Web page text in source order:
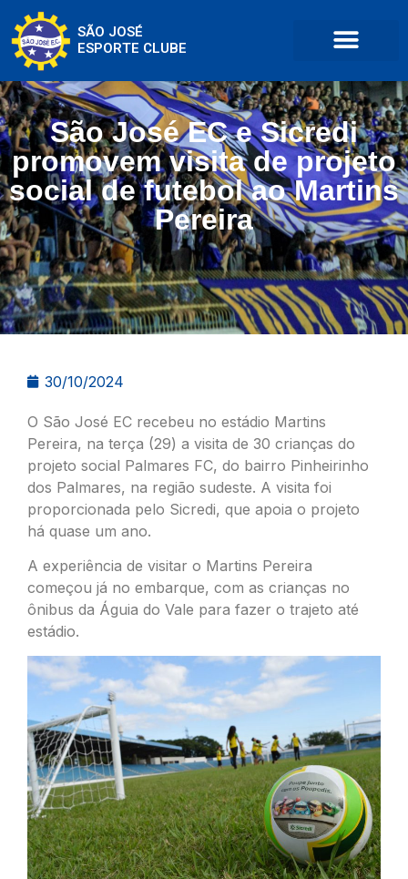
SÃO JOSÉ
ESPORTE CLUBE
São José EC e Sicredi
promovem visita de projeto
social de futebol ao Martins
Pereira
30/10/2024
O São José EC recebeu no estádio Martins
Pereira, na terça (29) a visita de 30 crianças do
projeto social Palmares FC, do bairro Pinheirinho
dos Palmares, na região sudeste. A visita foi
proporcionada pelo Sicredi, que apoia o projeto
há quase um ano.
A experiência de visitar o Martins Pereira
começou já no embarque, com as crianças no
ônibus da Águia do Vale para fazer o trajeto até
estádio.